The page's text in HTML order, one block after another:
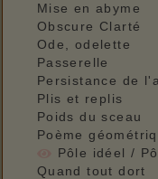
Mise en abyme
Obscure Clarté
Ode, odelette
Passerelle
Persistance de
Plis et replis
Poids du sceau
Poème
Pôle idéel /
Quand tout dort